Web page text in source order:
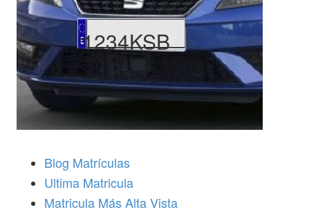
1234KSB
Blog Matrículas
Ultima Matricula
Matricula Más Alta Vista